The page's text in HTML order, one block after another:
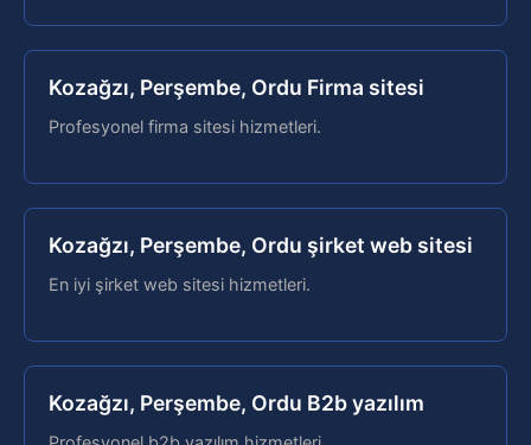
Kozağzı, Perşembe, Ordu Firma sitesi
Profesyonel firma sitesi hizmetleri.
Kozağzı, Perşembe, Ordu şirket web sitesi
En iyi şirket web sitesi hizmetleri.
Kozağzı, Perşembe, Ordu B2b yazılım